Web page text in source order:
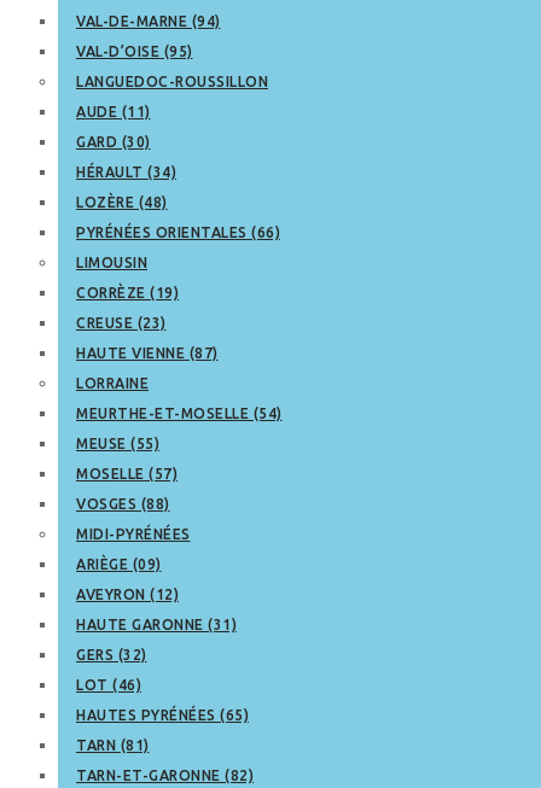
VAL-DE-MARNE (94)
VAL-D’OISE (95)
LANGUEDOC-ROUSSILLON
AUDE (11)
GARD (30)
HÉRAULT (34)
LOZÈRE (48)
PYRÉNÉES ORIENTALES (66)
LIMOUSIN
CORRÈZE (19)
CREUSE (23)
HAUTE VIENNE (87)
LORRAINE
MEURTHE-ET-MOSELLE (54)
MEUSE (55)
MOSELLE (57)
VOSGES (88)
MIDI-PYRÉNÉES
ARIÈGE (09)
AVEYRON (12)
HAUTE GARONNE (31)
GERS (32)
LOT (46)
HAUTES PYRÉNÉES (65)
TARN (81)
TARN-ET-GARONNE (82)